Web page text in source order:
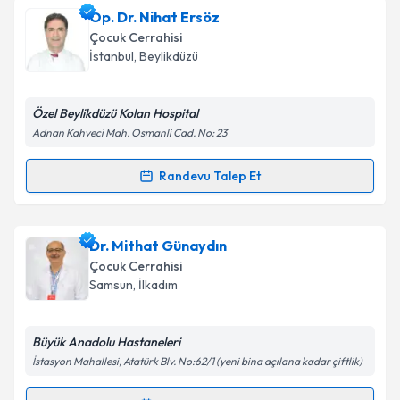
Takvim Talebini Gönder
Prof. Dr. Murat Cengiz Aşıcıoğlu
takvimi talebi oluşturun. Size bu uzmandan randevu
almanız için bir takvim hazırlandığında e-posta ile
bilgilendireceğiz.
Kişisel verilerimin işlenmesine ilişkinAydınlatma
kapsamda işlenmesini kabul ediyorum.
Takvim Talebini Gönder
Op. Dr. Nihat Ersöz
Çocuk Cerrahisi
İstanbul, Beylikdüzü
Özel Beylikdüzü Kolan Hospital
Adnan Kahveci Mah. Osmanli Cad. No: 23
Randevu Talep Et
Randevu Takvimi Talebi
Op. Dr. Nihat Ersöziçin randevu takvimi talebi
oluşturun. Size bu uzmandan randevu almanız için bir
takvim hazırlandığında e-posta ile bilgilendireceğiz.
Dr. Mithat Günaydın
Çocuk Cerrahisi
Samsun, İlkadım
Büyük Anadolu Hastaneleri
İstasyon Mahallesi, Atatürk Blv. No:62/1 (yeni bina açılana kadar çiftlik)